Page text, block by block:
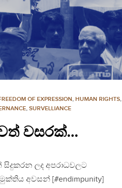
OF EXPRESSION, HUMAN RIGHTS,
, SURVELLIANCE
වසරක්…
ලද අපරාධවලට
අවසන් [#endimpunity]